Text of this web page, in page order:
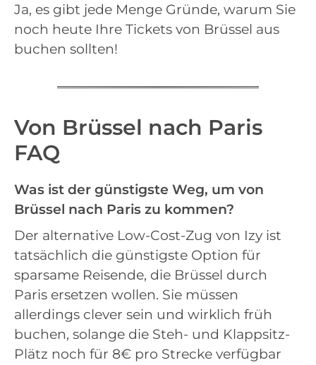
Ja, es gibt jede Menge Gründe, warum Sie
noch heute Ihre Tickets von Brüssel aus
buchen sollten!
Von Brüssel nach Paris
FAQ
Was ist der günstigste Weg, um von
Brüssel nach Paris zu kommen?
Der alternative Low-Cost-Zug von Izy ist
tatsächlich die günstigste Option für
sparsame Reisende, die Brüssel durch
Paris ersetzen wollen. Sie müssen
allerdings clever sein und wirklich früh
buchen, solange die Steh- und Klappsitz-
Plätz noch für 8€ pro Strecke verfügbar